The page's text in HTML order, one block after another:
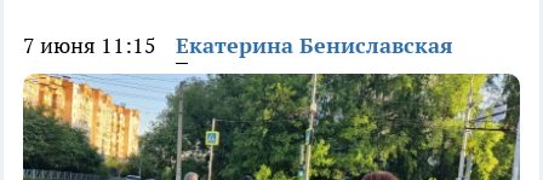
7 июня 11:15 Екатерина Бениславская